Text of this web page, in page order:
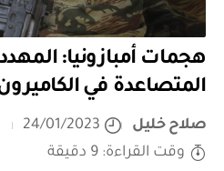
هجمات أمبازونيا:
المتصاعدة في الكاميرون
صلاح خليل
24/01/2023
وقت القراءة: 9 دقيقة